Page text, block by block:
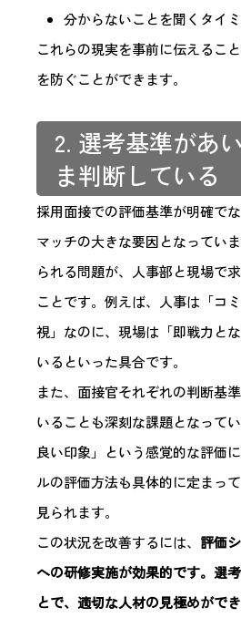
分からないことを聞くタイ
これらの現実を事前に伝えるこ
を防ぐことができます。
2. 選考基準があ
ま判断している
採用面接での評価基準が明確で
マッチの大きな要因となってい
られる問題が、人事部と現場で
ことです。例えば、人事は「コ
視」なのに、現場は「即戦力と
いるといった具合です。
また、面接官それぞれの判断基
いることも深刻な課題となって
良い印象」という感覚的な評価
ルの評価方法も具体的に定まっ
見られます。
この状況を改善するには、 評価
への研修実施が効果的です。選
とで、適切な人材の見極めがで